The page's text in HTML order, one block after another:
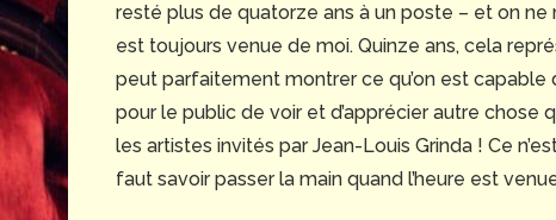
resté plus de quatorze ans à un poste – et on ne
est toujours venue de moi. Quinze ans, cela
peut parfaitement montrer ce qu’on est
pour le public de voir et d’apprécier autre chose
les artistes invités par Jean-Louis Grinda ! Ce
faut savoir passer la main quand l’heure est